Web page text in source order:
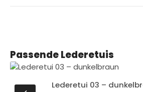
Produktgalerie überspringen
Passende Lederetuis
Lederetui 03 –